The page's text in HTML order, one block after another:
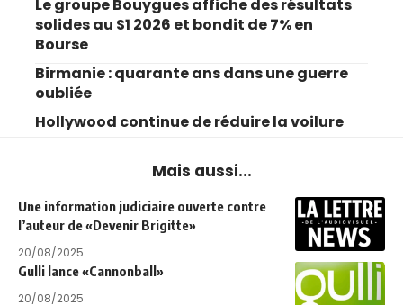
Le groupe Bouygues affiche des résultats
solides au S1 2026 et bondit de 7% en
Bourse
Birmanie : quarante ans dans une guerre
oubliée
Hollywood continue de réduire la voilure
Mais aussi...
Une information judiciaire ouverte contre
l’auteur de «Devenir Brigitte»
20/08/2025
Gulli lance «Cannonball»
20/08/2025